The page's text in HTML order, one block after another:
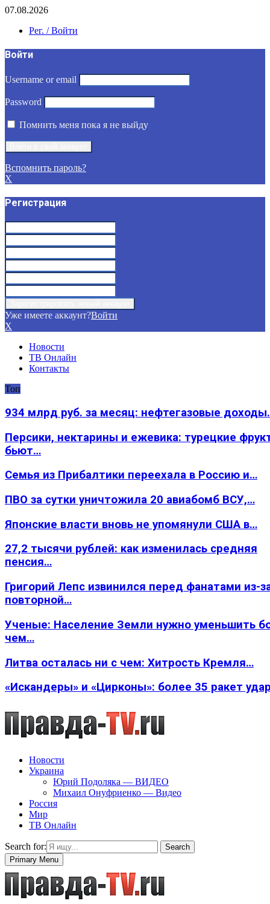
07.08.2026
Рег. / Войти
Войти
Username or email
Password
Помнить меня пока я не выйду
Вспомнить пароль?
X
Регистрация
Уже имеете аккаунт?Войти
X
Новости
ТВ Онлайн
Контакты
Топ
934 млрд руб. за месяц: нефтегазовые
Персики, нектарины и ежевика: турецкие
бьют…
Семья из Прибалтики переехала в Россию и…
ПВО за сутки уничтожила 20 авиабомб ВСУ,…
Японские власти вновь не упомянули США в…
27,2 тысячи рублей: как изменилась средняя
пенсия…
Григорий Лепс извинился перед фанатами из-
повторной…
Ученые: Население Земли нужно уменьшить
чем…
Литва осталась ни с чем: Хитрость Кремля…
«Искандеры» и «Цирконы»: более 35 ракет
Новости
Украина
Юрий Подоляка — ВИДЕО
Михаил Онуфриенко — Видео
Россия
Мир
ТВ Онлайн
Search for:
Search
Primary Menu